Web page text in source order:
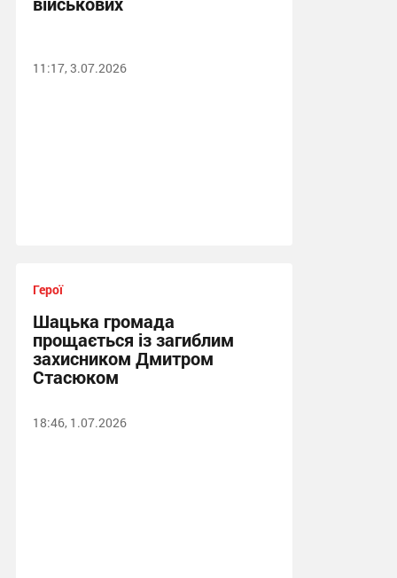
11:17, 3.07.2026
Герої
Шацька громада
прощається із загиблим
захисником Дмитром
Стасюком
18:46, 1.07.2026